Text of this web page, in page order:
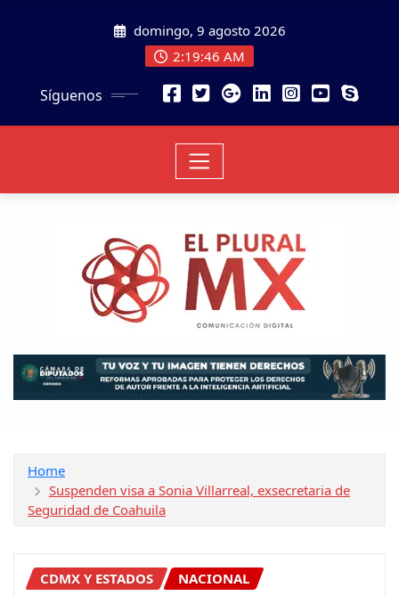
domingo, 9 agosto 2026
2:19:47 AM
Síguenos
Home
Suspenden visa a Sonia Villarreal, exsecretaria de
Seguridad de Coahuila
CDMX Y ESTADOS NACIONAL